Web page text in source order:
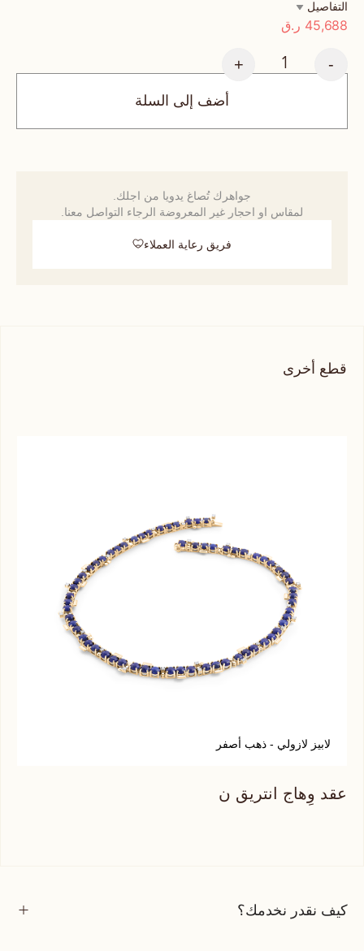
التفاصيل
45,688 ر.ق
-
+
أضف إلى السلة
جواهرك تُصاغ يدويا من اجلك.
لمقاس او احجار غير المعروضة الرجاء التواصل معنا.
فريق رعاية العملاء
قطع أخرى
لابيز لازولي - ذهب أصفر
عقد وِهاج انتريق ن
كيف نقدر نخدمك؟